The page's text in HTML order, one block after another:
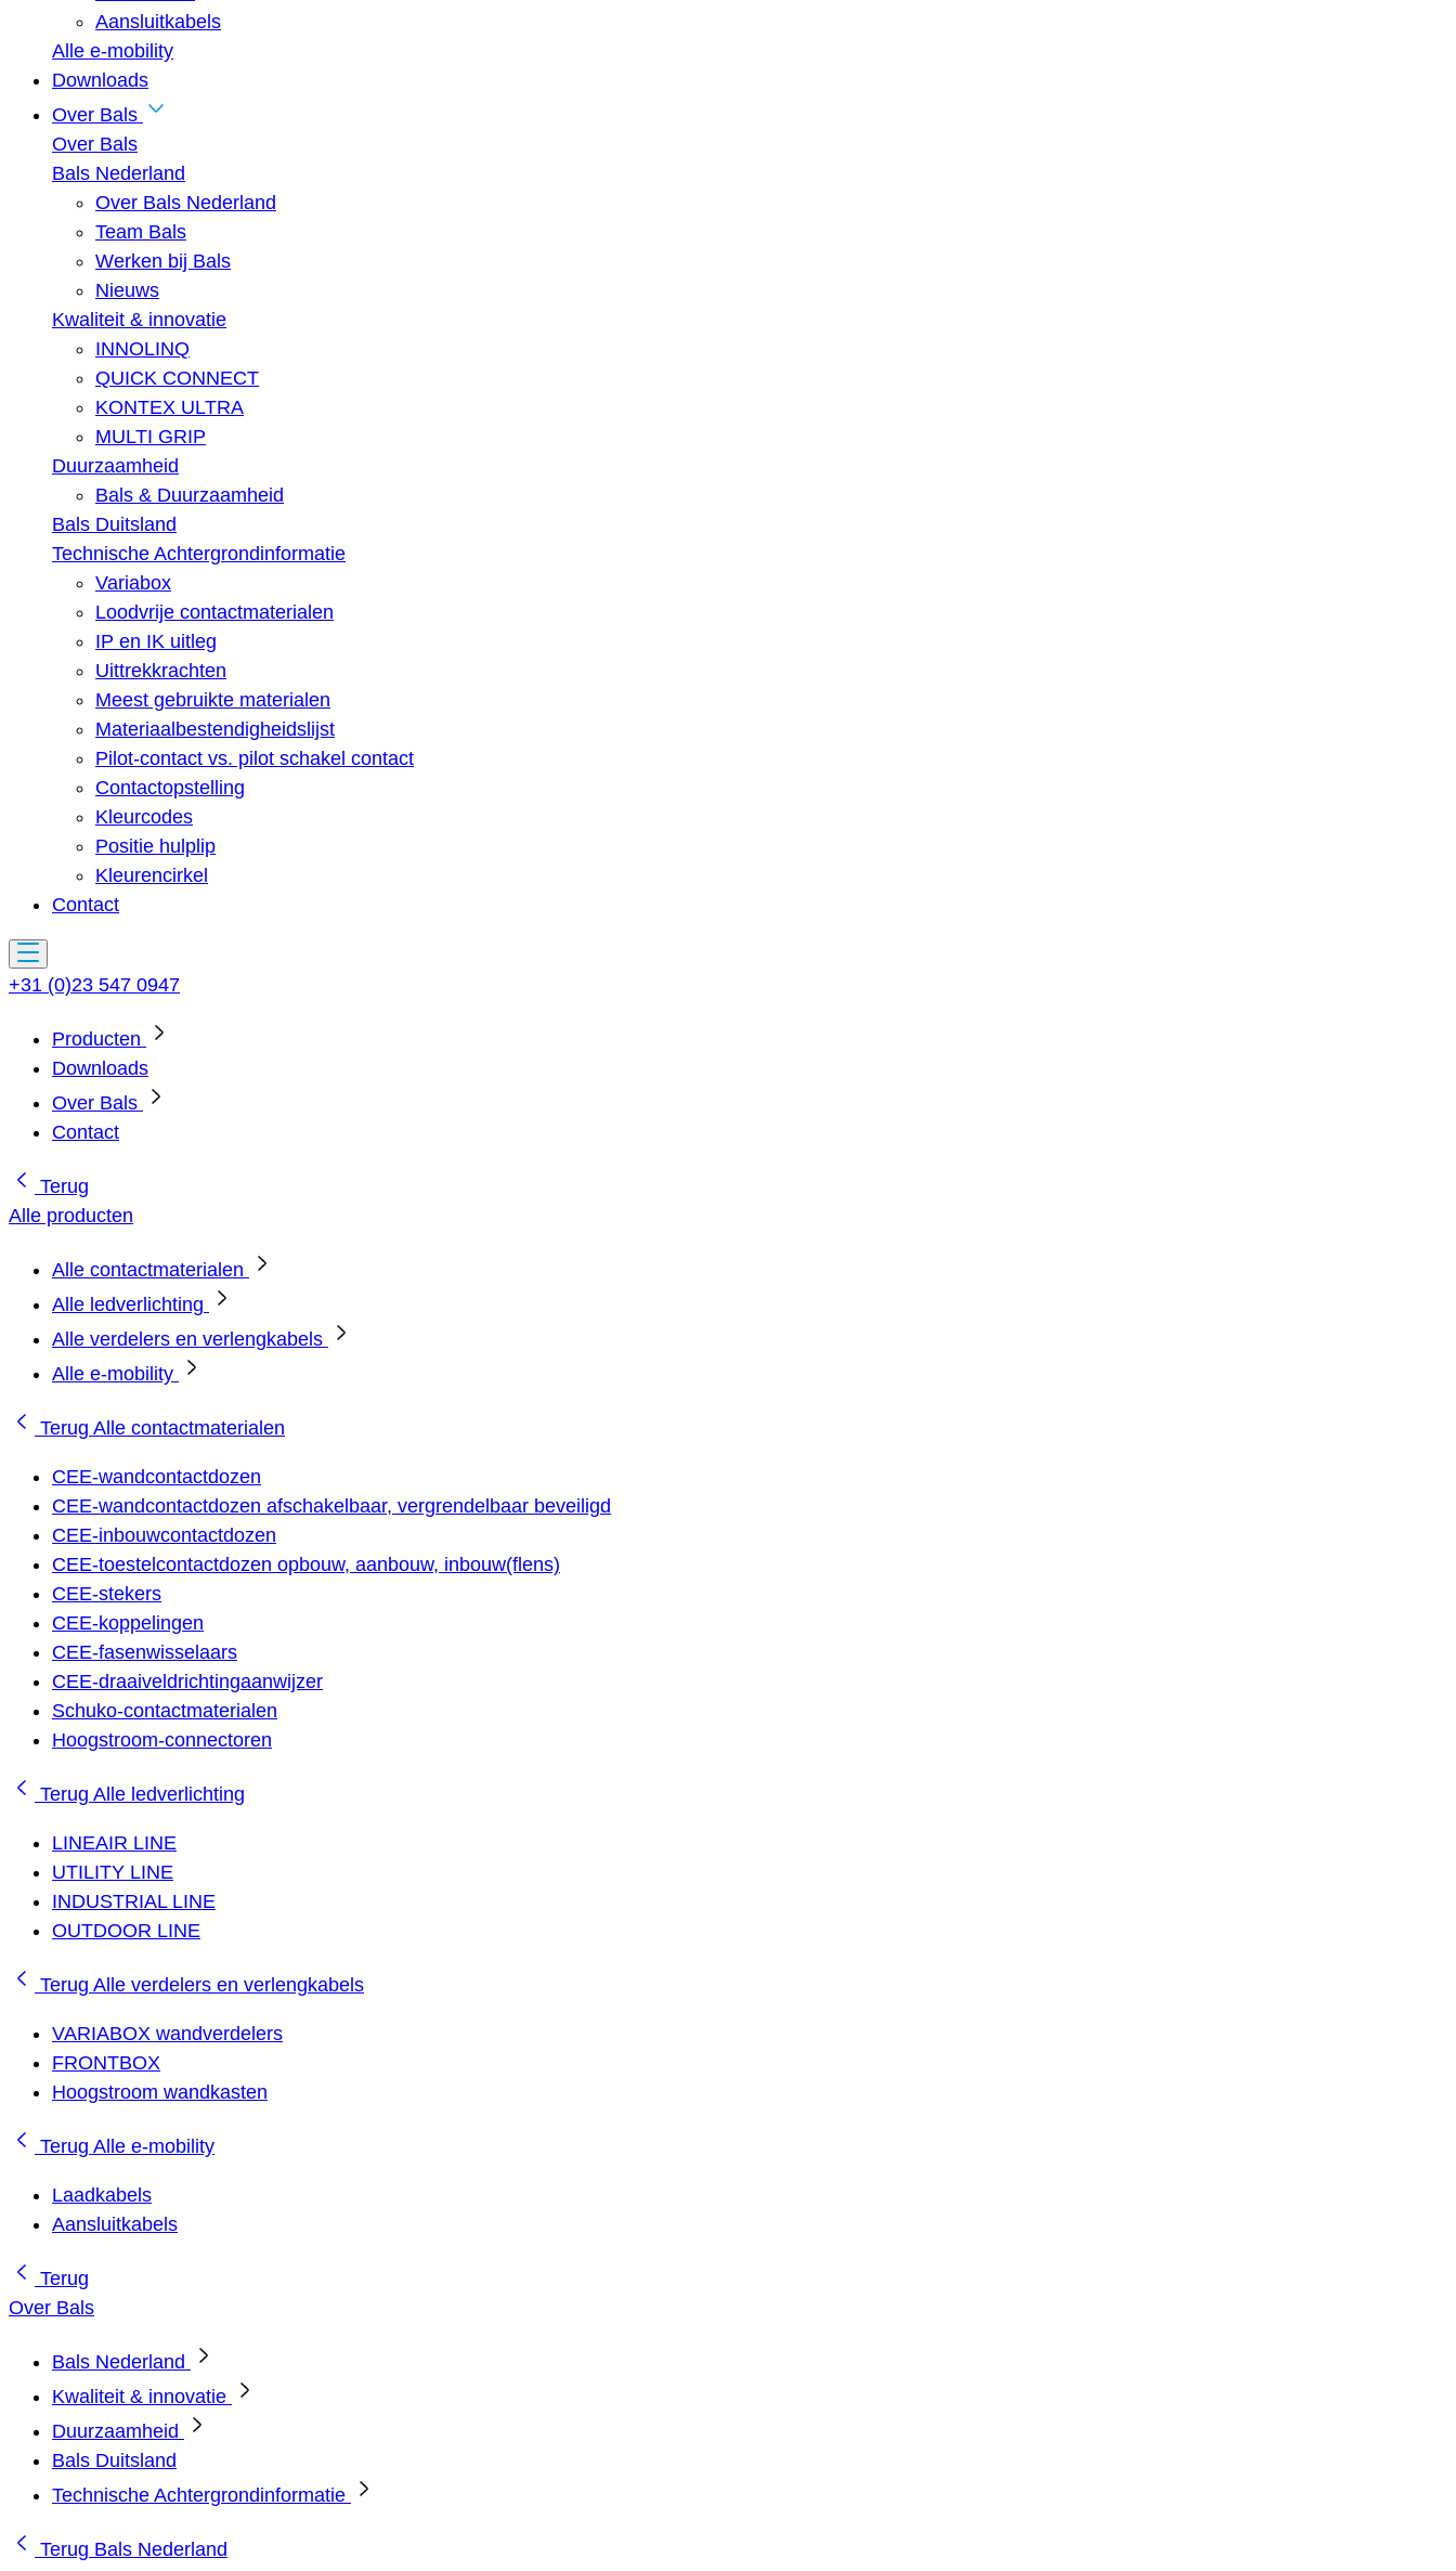
Aansluitkabels
Alle e-mobility
Downloads
Over Bals
Over Bals
Bals Nederland
Over Bals Nederland
Team Bals
Werken bij Bals
Nieuws
Kwaliteit & innovatie
INNOLINQ
QUICK CONNECT
KONTEX ULTRA
MULTI GRIP
Duurzaamheid
Bals & Duurzaamheid
Bals Duitsland
Technische Achtergrondinformatie
Variabox
Loodvrije contactmaterialen
IP en IK uitleg
Uittrekkrachten
Meest gebruikte materialen
Materiaalbestendigheidslijst
Pilot-contact vs. pilot schakel contact
Contactopstelling
Kleurcodes
Positie hulplip
Kleurencirkel
Contact
+31 (0)23 547 0947
Producten
Downloads
Over Bals
Contact
Terug
Alle producten
Alle contactmaterialen
Alle ledverlichting
Alle verdelers en verlengkabels
Alle e-mobility
Terug Alle contactmaterialen
CEE-wandcontactdozen
CEE-wandcontactdozen afschakelbaar, vergrendelbaar beveiligd
CEE-inbouwcontactdozen
CEE-toestelcontactdozen opbouw, aanbouw, inbouw(flens)
CEE-stekers
CEE-koppelingen
CEE-fasenwisselaars
CEE-draaiveldrichtingaanwijzer
Schuko-contactmaterialen
Hoogstroom-connectoren
Terug Alle ledverlichting
LINEAIR LINE
UTILITY LINE
INDUSTRIAL LINE
OUTDOOR LINE
Terug Alle verdelers en verlengkabels
VARIABOX wandverdelers
FRONTBOX
Hoogstroom wandkasten
Terug Alle e-mobility
Laadkabels
Aansluitkabels
Terug
Over Bals
Bals Nederland
Kwaliteit & innovatie
Duurzaamheid
Bals Duitsland
Technische Achtergrondinformatie
Terug Bals Nederland